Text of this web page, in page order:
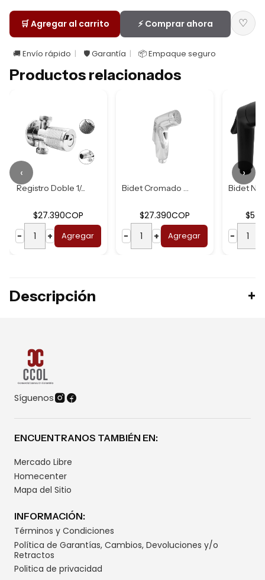
🛒 Agregar al carrito ⚡ Comprar ahora ♡
🚚 Envío rápido 🛡️ Garantía 📦 Empaque seguro
Productos relacionados
Registro Doble 1/...
$27.390COP
−
+ Agregar
Bidet Cromado As...
$27.390COP
−
+ Agregar
−
‹ ›
Descripción
Síguenos
ENCUENTRANOS TAMBIÉN EN:
Mercado Libre
Homecenter
Mapa del Sitio
INFORMACIÓN:
Términos y Condiciones
Política de Garantías, Cambios, Devoluciones y/o
Retractos
Politica de privacidad